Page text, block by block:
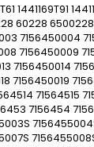
1441169T91
60228
7156450004
7156450009
7156450014
7156450019
71564515
7156454